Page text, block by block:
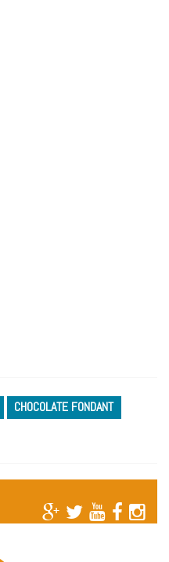
CHOCOLATE FONDANT